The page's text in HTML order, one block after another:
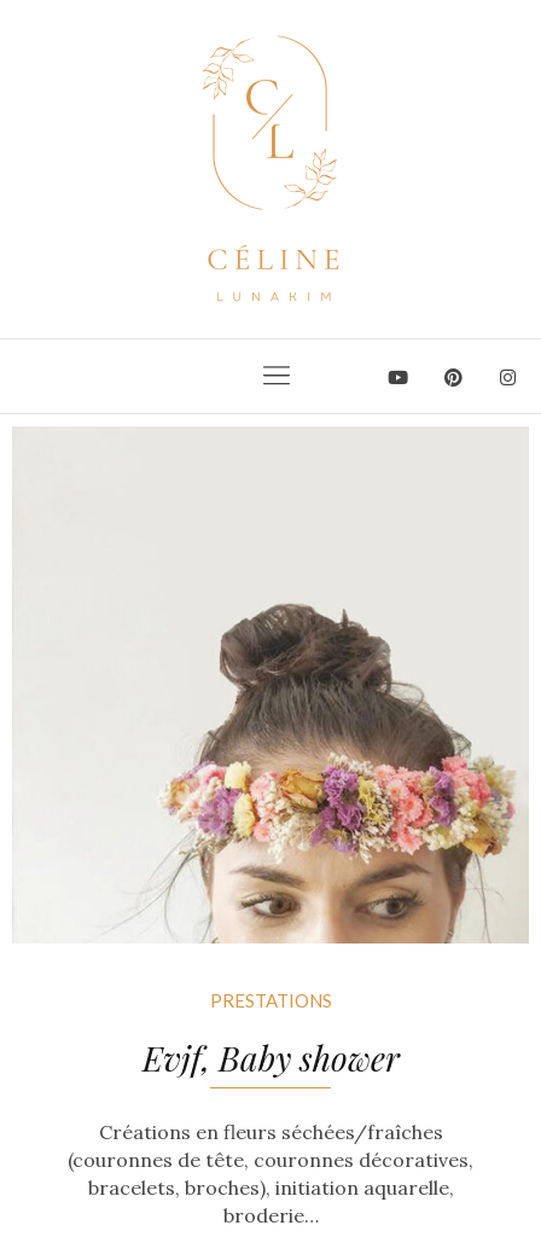
PRESTATIONS
Evjf, Baby shower
Créations en fleurs séchées/fraîches
(couronnes de tête, couronnes décoratives,
bracelets, broches), initiation aquarelle,
broderie…